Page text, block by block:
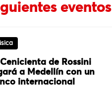
eventos
Cenicienta de Rossini
a Medellín con un
internacional